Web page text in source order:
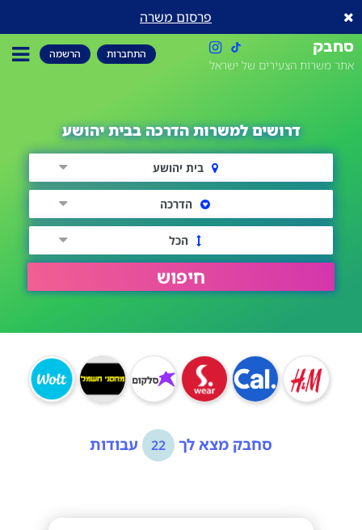
פרסום משרה
סחבק
אתר משרות הצעירים של ישראל
התחברות הרשמה
דרושים למשרות הדרכה בבית יהושע
בית יהושע
הדרכה
הכל
חיפוש
סחבק מצא לך 22 עבודות